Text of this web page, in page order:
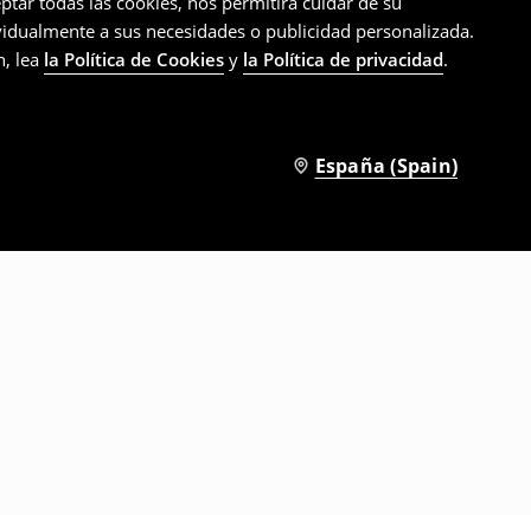
a sus necesidades o publicidad personalizada.
lea la Política de Cookies y la Política de privacidad.
España (Spain)